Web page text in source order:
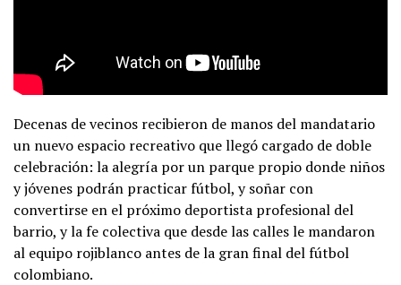
Decenas de vecinos recibieron de manos del mandatario
un nuevo espacio recreativo que llegó cargado de doble
celebración: la alegría por un parque propio donde niños
y jóvenes podrán practicar fútbol, y soñar con
convertirse en el próximo deportista profesional del
barrio, y la fe colectiva que desde las calles le mandaron
al equipo rojiblanco antes de la gran final del fútbol
colombiano.